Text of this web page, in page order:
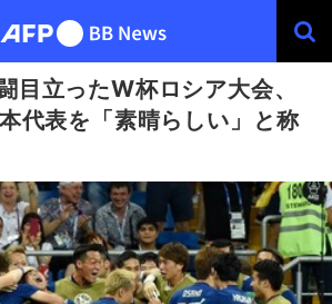
目立ったW杯ロシア大会、
代表を「素晴らしい」と称